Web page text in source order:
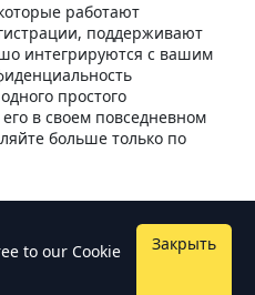
работают
поддерживают
интегрируются с вашим
простого
в своем повседневном
больше только по
to our Cookie
Закрыть